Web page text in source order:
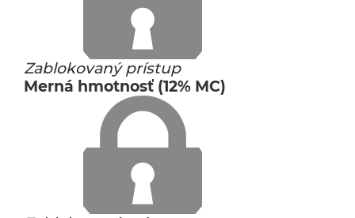
Zablokovaný prístup
Merná hmotnosť (12% MC)